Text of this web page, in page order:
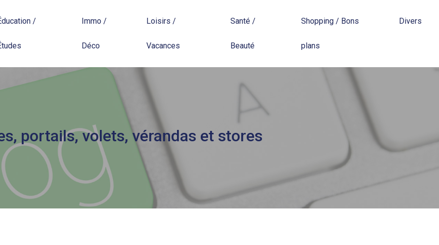
/ Immo /
Déco
Loisirs /
Vacances
Santé /
Beauté
Shopping / Bons
plans
Divers
portails, volets, vérandas et stores